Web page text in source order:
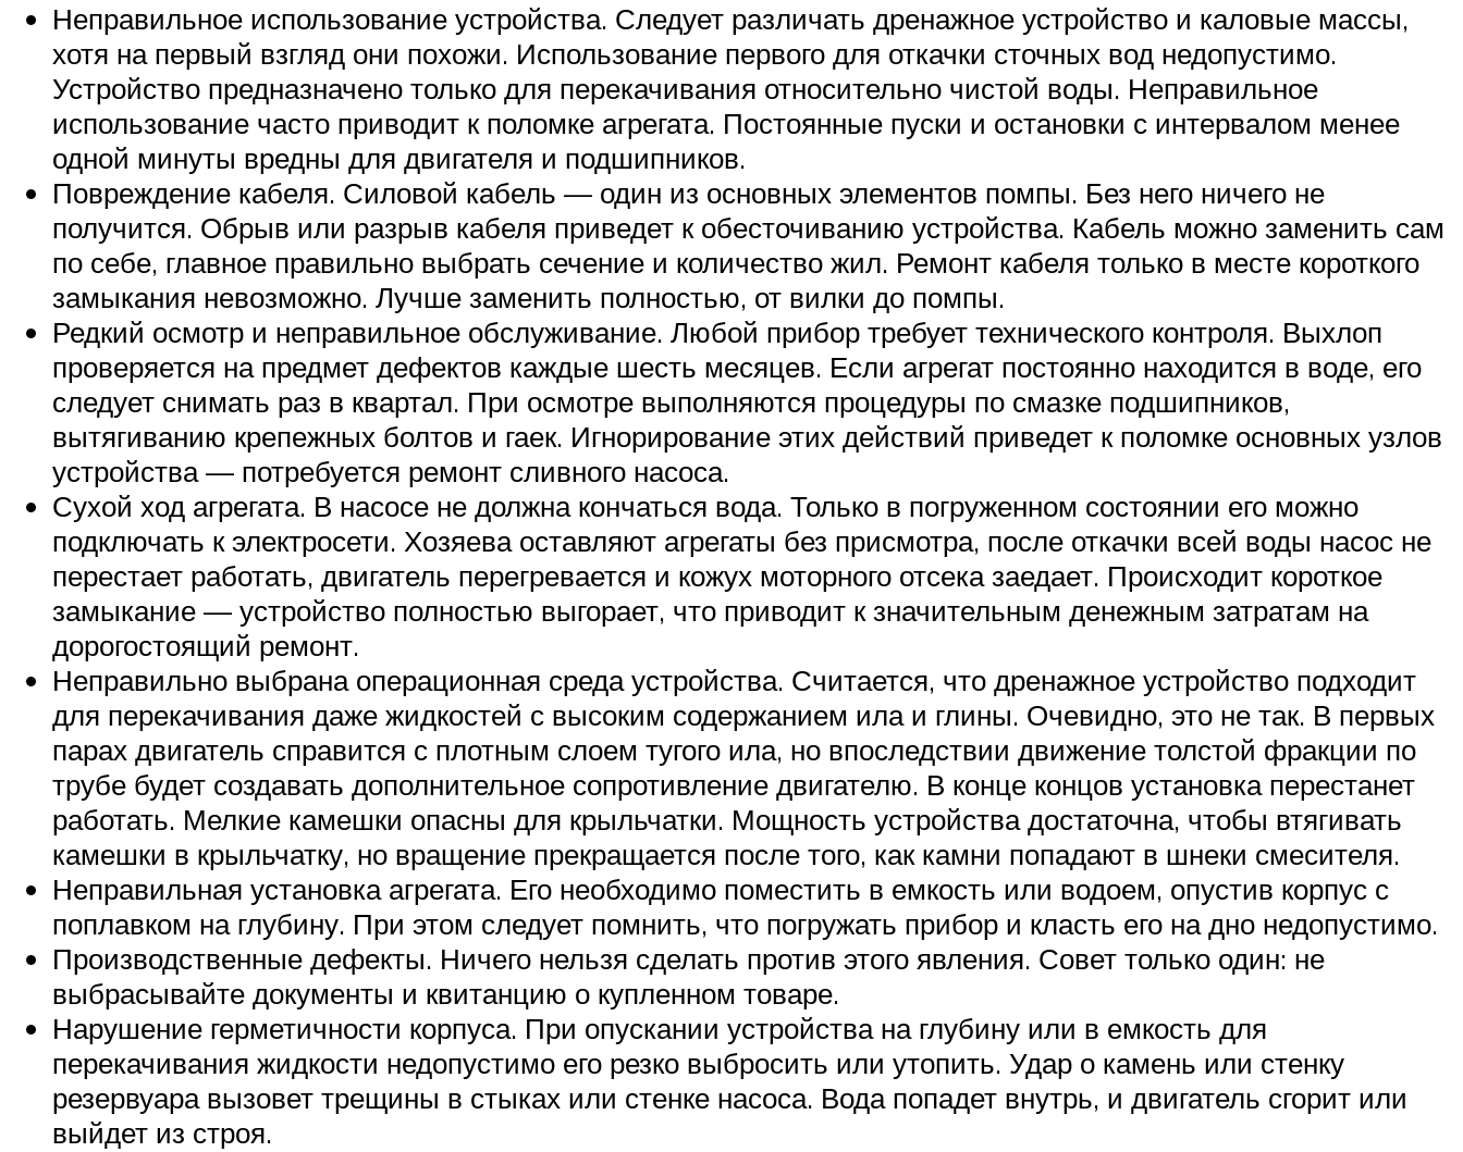
Неправильное использование устройства. Следует различать дренажное устройство и каловые массы,
хотя на первый взгляд они похожи. Использование первого для откачки сточных вод недопустимо.
Устройство предназначено только для перекачивания относительно чистой воды. Неправильное
использование часто приводит к поломке агрегата. Постоянные пуски и остановки с интервалом менее
одной минуты вредны для двигателя и подшипников.
Повреждение кабеля. Силовой кабель — один из основных элементов помпы. Без него ничего не
получится. Обрыв или разрыв кабеля приведет к обесточиванию устройства. Кабель можно заменить сам
по себе, главное правильно выбрать сечение и количество жил. Ремонт кабеля только в месте короткого
замыкания невозможно. Лучше заменить полностью, от вилки до помпы.
Редкий осмотр и неправильное обслуживание. Любой прибор требует технического контроля. Выхлоп
проверяется на предмет дефектов каждые шесть месяцев. Если агрегат постоянно находится в воде, его
следует снимать раз в квартал. При осмотре выполняются процедуры по смазке подшипников,
вытягиванию крепежных болтов и гаек. Игнорирование этих действий приведет к поломке основных узлов
устройства — потребуется ремонт сливного насоса.
Сухой ход агрегата. В насосе не должна кончаться вода. Только в погруженном состоянии его можно
подключать к электросети. Хозяева оставляют агрегаты без присмотра, после откачки всей воды насос не
перестает работать, двигатель перегревается и кожух моторного отсека заедает. Происходит короткое
замыкание — устройство полностью выгорает, что приводит к значительным денежным затратам на
дорогостоящий ремонт.
Неправильно выбрана операционная среда устройства. Считается, что дренажное устройство подходит
для перекачивания даже жидкостей с высоким содержанием ила и глины. Очевидно, это не так. В первых
парах двигатель справится с плотным слоем тугого ила, но впоследствии движение толстой фракции по
трубе будет создавать дополнительное сопротивление двигателю. В конце концов установка перестанет
работать. Мелкие камешки опасны для крыльчатки. Мощность устройства достаточна, чтобы втягивать
камешки в крыльчатку, но вращение прекращается после того, как камни попадают в шнеки смесителя.
Неправильная установка агрегата. Его необходимо поместить в емкость или водоем, опустив корпус с
поплавком на глубину. При этом следует помнить, что погружать прибор и класть его на дно недопустимо.
Производственные дефекты. Ничего нельзя сделать против этого явления. Совет только один: не
выбрасывайте документы и квитанцию ​​о купленном товаре.
Нарушение герметичности корпуса. При опускании устройства на глубину или в емкость для
перекачивания жидкости недопустимо его резко выбросить или утопить. Удар о камень или стенку
резервуара вызовет трещины в стыках или стенке насоса. Вода попадет внутрь, и двигатель сгорит или
выйдет из строя.